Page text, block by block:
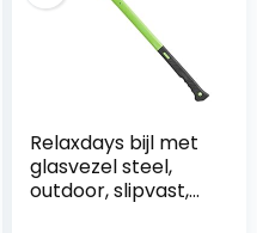
Relaxdays bijl met
glasvezel steel,
outdoor, slipvast,